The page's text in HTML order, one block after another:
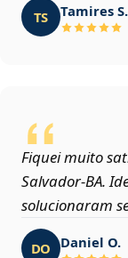
TS Tamires S.
Fiquei muito
Salvador‑BA.
solucionaram
DO Daniel O.